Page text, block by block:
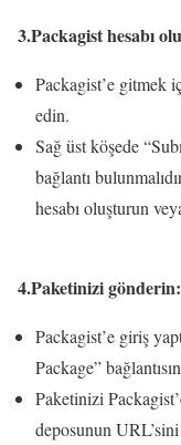
3.Packagist hesabı
Packagist’e gitmek
edin.
Sağ üst köşede
bağlantı
hesabı oluşturun
4.Paketinizi gönderin:
Packagist’e giriş
Package”
Paketinizi
deposunun URL’sini